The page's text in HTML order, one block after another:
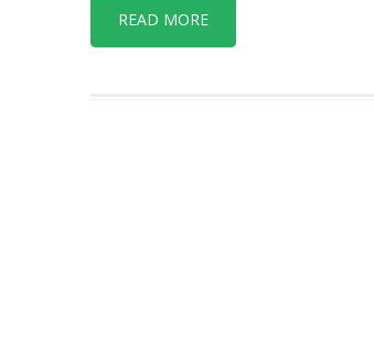
READ MORE